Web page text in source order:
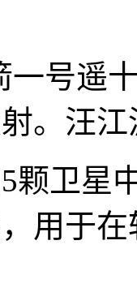
一号遥
。汪江
卫星中
用于